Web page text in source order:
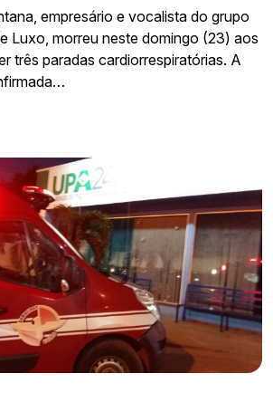
empresário e vocalista do grupo
Luxo, morreu neste domingo (23) aos
três paradas cardiorrespiratórias. A